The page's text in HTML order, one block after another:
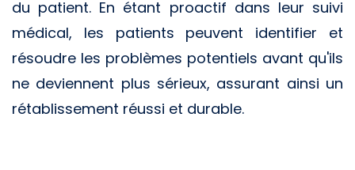
du patient. En étant proactif dans leur suivi
médical, les patients peuvent identifier et
résoudre les problèmes potentiels avant qu'ils
ne deviennent plus sérieux, assurant ainsi un
rétablissement réussi et durable.